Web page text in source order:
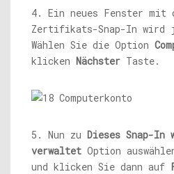
4. Ein neues Fenster mit
Zertifikats-Snap-In wird
Wählen Sie die Option
klicken Nächster Taste.
5. Nun zu Dieses Snap-In
verwaltet Option
und klicken Sie dann auf